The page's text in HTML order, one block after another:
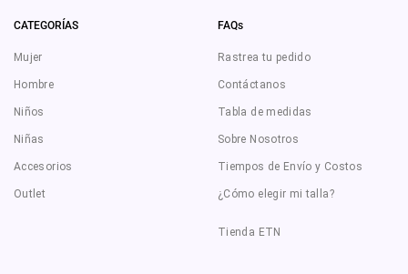
CATEGORÍAS
Mujer
Hombre
Niños
Niñas
Accesorios
Outlet
FAQs
Rastrea tu pedido
Contáctanos
Tabla de medidas
Sobre Nosotros
Tiempos de Envío y Costos
¿Cómo elegir mi talla?
Tienda ETN